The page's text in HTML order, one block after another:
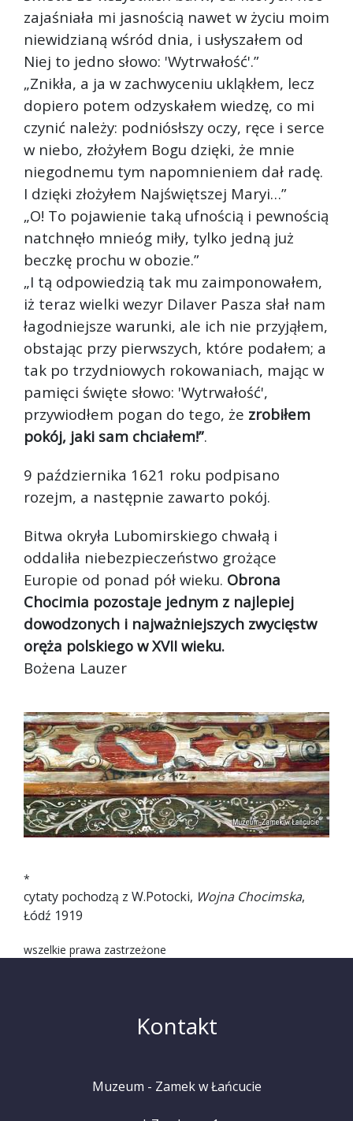
zajaśniała mi jasnością nawet w życiu moim
niewidzianą wśród dnia, i usłyszałem od
Niej to jedno słowo: 'Wytrwałość'.”
„Znikła, a ja w zachwyceniu ukląkłem, lecz
dopiero potem odzyskałem wiedzę, co mi
czynić należy: podniósłszy oczy, ręce i serce
w niebo, złożyłem Bogu dzięki, że mnie
niegodnemu tym napomnieniem dał radę.
I dzięki złożyłem Najświętszej Maryi…”
„O! To pojawienie taką ufnością i pewnością
natchnęło mnieóg miły, tylko jedną już
beczkę prochu w obozie.”
„I tą odpowiedzią tak mu zaimponowałem,
iż teraz wielki wezyr Dilaver Pasza słał nam
łagodniejsze warunki, ale ich nie przyjąłem,
obstając przy pierwszych, które podałem; a
tak po trzydniowych rokowaniach, mając w
pamięci święte słowo: 'Wytrwałość',
przywiodłem pogan do tego, że zrobiłem
pokój, jaki sam chciałem!”.
9 października 1621 roku podpisano
rozejm, a następnie zawarto pokój.
Bitwa okryła Lubomirskiego chwałą i
oddaliła niebezpieczeństwo grożące
Europie od ponad pół wieku. Obrona
Chocimia pozostaje jednym z najlepiej
dowodzonych i najważniejszych zwycięstw
oręża polskiego w XVII wieku.
Bożena Lauzer
*
cytaty pochodzą z W.Potocki, Wojna Chocimska,
Łódź 1919
wszelkie prawa zastrzeżone
Kontakt
Muzeum - Zamek w Łańcucie